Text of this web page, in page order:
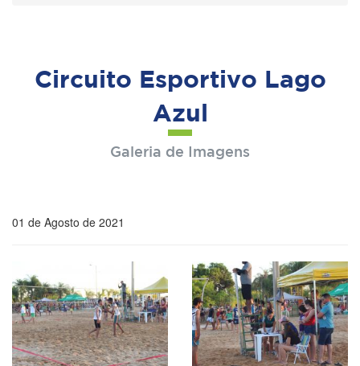
Circuito Esportivo Lago
Azul
Galeria de Imagens
01 de Agosto de 2021